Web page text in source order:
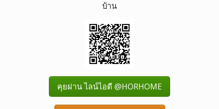
บ้าน
คุยผ่าน ไลน์ไอดี @HORHOME